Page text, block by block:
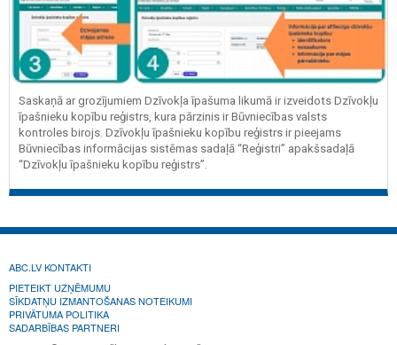
Saskaņā ar grozījumiem Dzīvokļa īpašuma likumā ir izveidots Dzīvokļu
īpašnieku kopību reģistrs, kura pārzinis ir Būvniecības valsts
kontroles birojs. Dzīvokļu īpašnieku kopību reģistrs ir pieejams
Būvniecības informācijas sistēmas sadaļā “Reģistri” apakšsadaļā
“Dzīvokļu īpašnieku kopību reģistrs”.
ABC.LV KONTAKTI
PIETEIKT UZŅĒMUMU
SĪKDATŅU IZMANTOŠANAS NOTEIKUMI
PRIVĀTUMA POLITIKA
SADARBĪBAS PARTNERI